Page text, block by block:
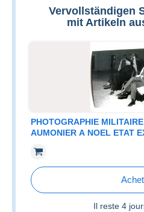
Vervollständigen
mit Artikeln
PHOTOGRAPHIE
AUMONIER A NOEL ETAT
Il reste 4